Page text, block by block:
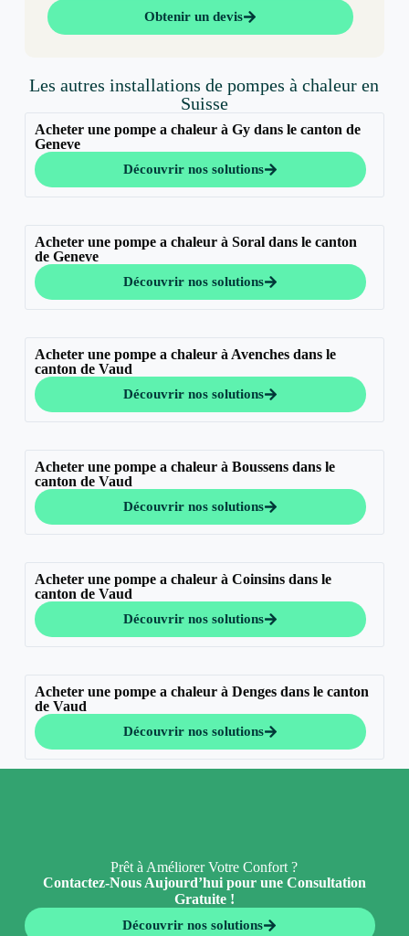
Obtenir un devis
Les autres installations de pompes à chaleur en
Suisse
Acheter une pompe a chaleur à Gy dans le canton de
Geneve
Découvrir nos solutions
Acheter une pompe a chaleur à Soral dans le canton
de Geneve
Découvrir nos solutions
Acheter une pompe a chaleur à Avenches dans le
canton de Vaud
Découvrir nos solutions
Acheter une pompe a chaleur à Boussens dans le
canton de Vaud
Découvrir nos solutions
Acheter une pompe a chaleur à Coinsins dans le
canton de Vaud
Découvrir nos solutions
Acheter une pompe a chaleur à Denges dans le canton
de Vaud
Découvrir nos solutions
Prêt à Améliorer Votre Confort ?
Contactez-Nous Aujourd’hui pour une Consultation
Gratuite !
Découvrir nos solutions